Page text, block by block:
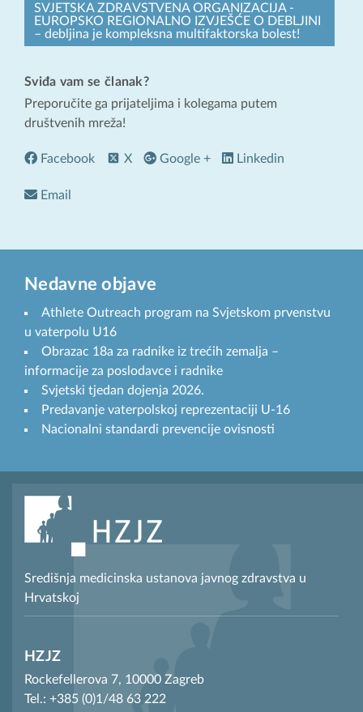
SVJETSKA ZDRAVSTVENA ORGANIZACIJA -
EUROPSKO REGIONALNO IZVJEŠĆE O DEBLJINI
– debljina je kompleksna multifaktorska bolest!
Sviđa vam se članak?
Preporučite ga prijateljima i kolegama putem
društvenih mreža!
Facebook X Google + Linkedin
Email
Nedavne objave
Athlete Outreach program na Svjetskom prvenstvu
u vaterpolu U16
Obrazac 18a za radnike iz trećih zemalja –
informacije za poslodavce i radnike
Svjetski tjedan dojenja 2026.
Predavanje vaterpolskoj reprezentaciji U-16
Nacionalni standardi prevencije ovisnosti
Središnja medicinska ustanova javnog zdravstva u
Hrvatskoj
HZJZ
Rockefellerova 7, 10000 Zagreb
Tel.: +385 (0)1/48 63 222